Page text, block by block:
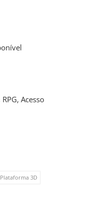
Acesso
Plataforma 3D